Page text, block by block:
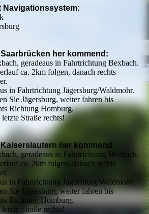
Navigationssystem:
her kommend:
geradeaus in Fahrtrichtung Bexbach.
ca. 2km folgen, danach rechts
in Fahrtrichtung Jägersburg/Waldmohr.
Sie Jägersburg, weiter fahren bis
Richtung Homburg.
Straße rechts!
her kommend:
geradeaus in Fahrtrichtung Bexbach.
ca. 2km folgen, danach rechts
in Fahrtrichtung Jägersburg/Waldmohr.
Sie Jägersburg, weiter fahren bis
Richtung Homburg.
Straße rechts!